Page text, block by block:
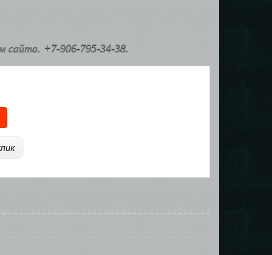
сайта. +7-906-795-34-38.